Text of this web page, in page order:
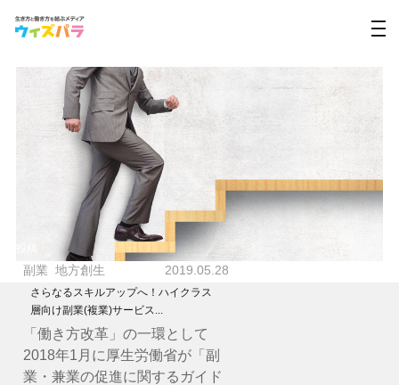
副業 地方創生 2019.05.28
さらなるスキルアップへ！ハイクラス
層向け副業(複業)サービス...
「働き方改革」の一環として
2018年1月に厚生労働省が「副
業・兼業の促進に関するガイド